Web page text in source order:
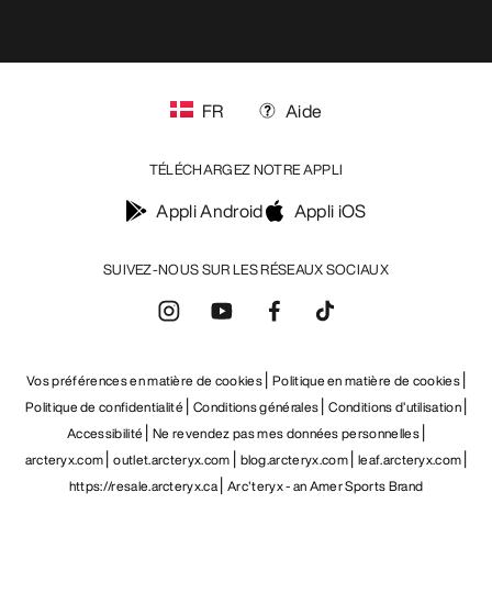
SUIVEZ-NOUS SUR LES RÉSEAUX SOCIAUX
FR Aide
TÉLÉCHARGEZ NOTRE APPLI
Appli Android Appli iOS
Vos préférences en matière de cookies Politique en matière de cookies
Politique de confidentialité Conditions générales Conditions d’utilisation
Accessibilité Ne revendez pas mes données personnelles
arcteryx.com outlet.arcteryx.com blog.arcteryx.com leaf.arcteryx.com
https://resale.arcteryx.ca Arc'teryx - an Amer Sports Brand